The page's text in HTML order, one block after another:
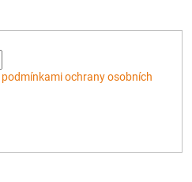
podmínkami ochrany osobních